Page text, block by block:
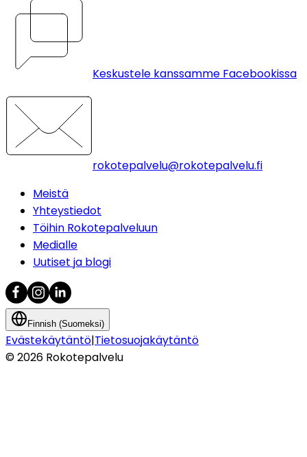
Keskustele kanssamme Facebookissa
rokotepalvelu@rokotepalvelu.fi
Meistä
Yhteystiedot
Töihin Rokotepalveluun
Medialle
Uutiset ja blogi
Finnish (Suomeksi)
Evästekäytäntö|Tietosuojakäytäntö
©2026 Rokotepalvelu